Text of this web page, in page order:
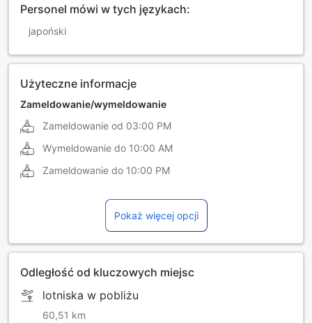
Personel mówi w tych językach:
japoński
Użyteczne informacje
Zameldowanie/wymeldowanie
Zameldowanie od 03:00 PM
Wymeldowanie do 10:00 AM
Zameldowanie do 10:00 PM
Pokaż więcej opcji
Odległość od kluczowych miejsc
lotniska w pobliżu
60,51 km